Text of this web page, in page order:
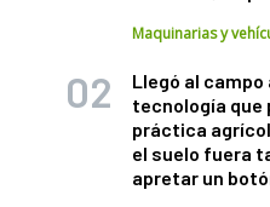
Maquinarias y
Llegó al
tecnología que
práctica
el suelo fuera
apretar un